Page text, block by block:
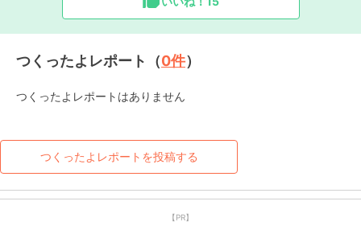
つくったよレポート（0件）
つくったよレポートはありません
つくったよレポートを投稿する
【PR】